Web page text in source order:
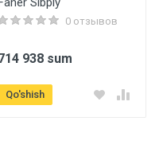
0 отзывов
938 sum
Qo'shish